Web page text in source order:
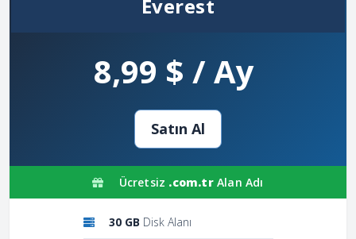
Everest
8,99 $ / Ay
Satın Al
Ücretsiz .com.trAlan Adı
30 GB Disk Alanı